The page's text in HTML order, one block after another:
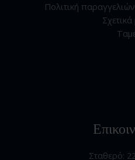
Πολιτική
Σταθερό: